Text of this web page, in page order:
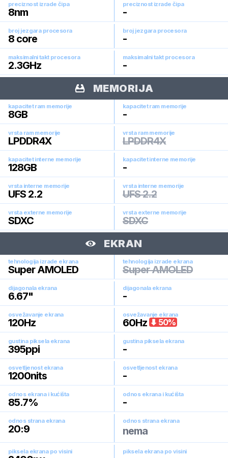
preciznost izrade čipa
8nm
preciznost izrade čipa
-
broj jezgara procesora
8 core
broj jezgara procesora
-
maksimalni takt procesora
2.3GHz
maksimalni takt procesora
-
MEMORIJA
kapacitet ram memorije
8GB
kapacitet ram memorije
-
vrsta ram memorije
LPDDR4X
vrsta ram memorije
LPDDR4X
kapacitet interne memorije
128GB
kapacitet interne memorije
-
vrsta interne memorije
UFS 2.2
vrsta interne memorije
UFS 2.2
vrsta externe memorije
SDXC
vrsta externe memorije
SDXC
EKRAN
tehnologija izrade ekrana
Super AMOLED
tehnologija izrade ekrana
Super AMOLED
dijagonala ekrana
6.67"
dijagonala ekrana
-
osvežavanje ekrana
120Hz
osvežavanje ekrana
60Hz 50%
gustina piksela ekrana
395ppi
gustina piksela ekrana
-
osvetljenost ekrana
1200nits
osvetljenost ekrana
-
odnos ekrana i kućišta
85.7%
odnos ekrana i kućišta
-
odnos strana ekrana
20:9
odnos strana ekrana
nema
piksela ekrana po visini piksela ekrana po visini